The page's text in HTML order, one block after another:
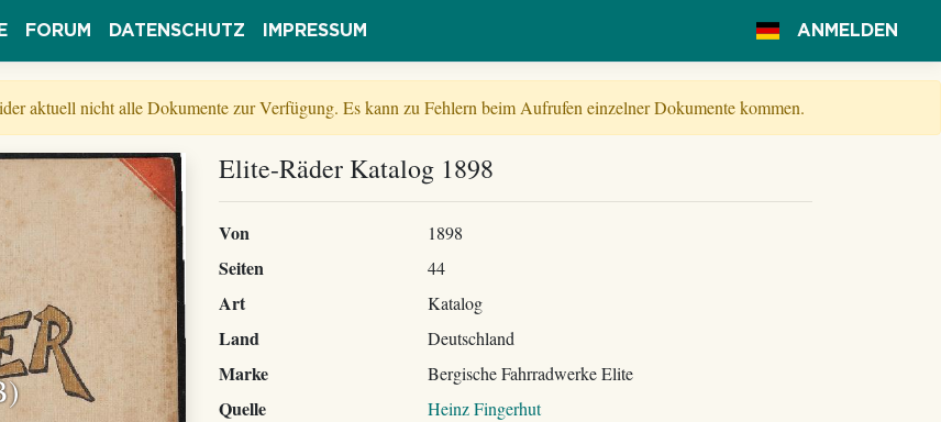
FORUM DATENSCHUTZ IMPRESSUM ANMELDEN
aktuell nicht alle Dokumente zur Verfügung. Es kann zu Fehlern beim Aufrufen einzelner Dokumente kommen.
Elite-Räder Katalog 1898
Von 1898
Seiten 44
Art Katalog
Land Deutschland
Marke Bergische Fahrradwerke Elite
Quelle Heinz Fingerhut